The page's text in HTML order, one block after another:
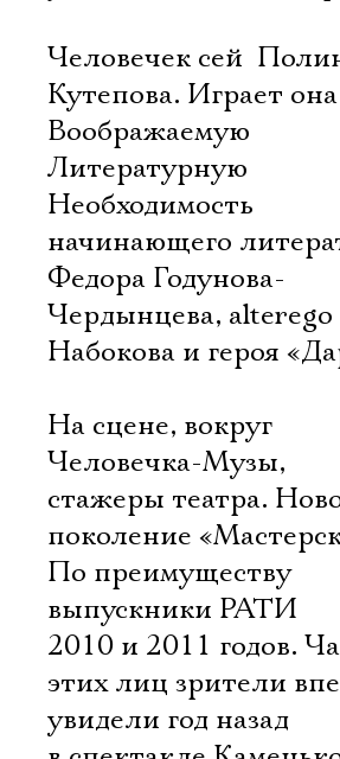
Человечек сей 
Кутепова. Играет она
Воображаемую
Литературную
Необходимость
начинающего
Федора Годунова-
Чердынцева, alterego
Набокова и героя
На сцене, вокруг
Человечка-Музы, 
стажеры театра.
поколение
По преимуществу 
выпускники РАТИ
2010 и 2011 годов.
этих лиц зрители
увидели год назад